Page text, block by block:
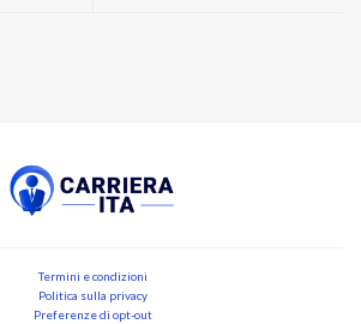
Termini e condizioni
Politica sulla privacy
Preferenze di opt-out